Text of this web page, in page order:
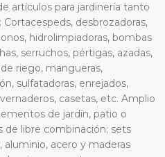
artículos para jardinería tanto
desbrozadoras,
hidrolimpiadoras, bombas
serruchos, pértigas, azadas,
riego, mangueras,
sulfatadoras, enrejados,
casetas, etc. Amplio
de jardín, patio o
de libre combinación; sets
acero y maderas